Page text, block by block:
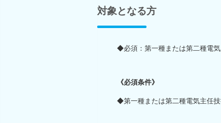
対象となる方
◆必須：第一種または第二種電
《必須条件》
◆第一種または第二種電気主任